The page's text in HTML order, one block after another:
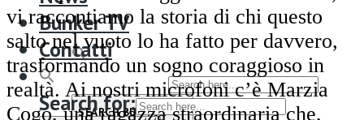
Contatti
Search for:
SEARCH BUTTON
Bunker TV
Contatti
Search for:
vi raccontiamo la storia di chi questo
salto nel vuoto lo ha fatto per davvero,
trasformando un sogno coraggioso in
realtà. Ai nostri microfoni c’è Marzia
Cogo, una ragazza straordinaria che,